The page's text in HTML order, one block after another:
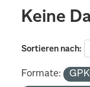
Keine
Sortieren nach
Formate: